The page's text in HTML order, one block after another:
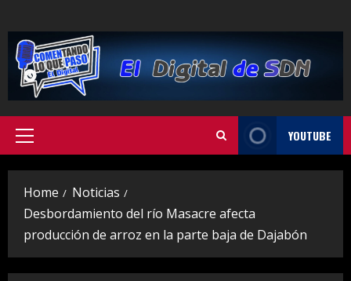
to
content
Primary
YOUTUBE
Home
Noticias
Desbordamiento del río Masacre afecta
producción de arroz en la parte baja de Dajabón